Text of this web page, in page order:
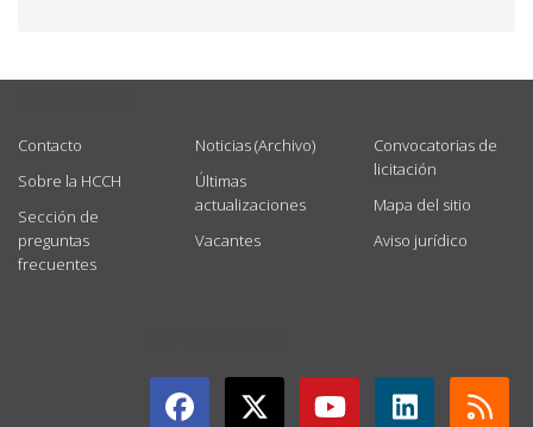
Contacto
Sobre la HCCH
Sección de
preguntas
frecuentes
Noticias (Archivo)
Últimas
actualizaciones
Vacantes
Convocatorias de
licitación
Mapa del sitio
Aviso jurídico